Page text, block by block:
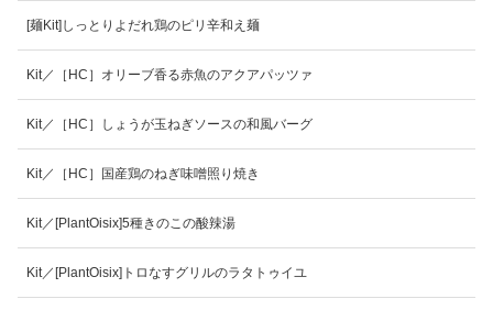
[麺Kit]しっとりよだれ鶏のピリ辛和え麺
Kit／［HC］オリーブ香る赤魚のアクアパッツァ
Kit／［HC］しょうが玉ねぎソースの和風バーグ
Kit／［HC］国産鶏のねぎ味噌照り焼き
Kit／[PlantOisix]5種きのこの酸辣湯
Kit／[PlantOisix]トロなすグリルのラタトゥイユ